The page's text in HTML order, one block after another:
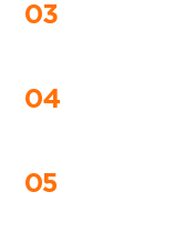
03
04
05